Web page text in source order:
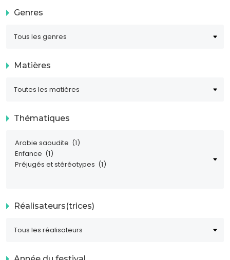
Genres
Matières
Thématiques
Réalisateurs(trices)